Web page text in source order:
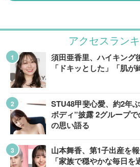
アクセスラン
須田亜香里、ハイキング
「ドキッとした」「肌が
STU48甲斐心愛、約2年
ボディ”披露 2グループ
の思い語る
山本舞香、第1子出産を
「家族で穏やかな毎日を